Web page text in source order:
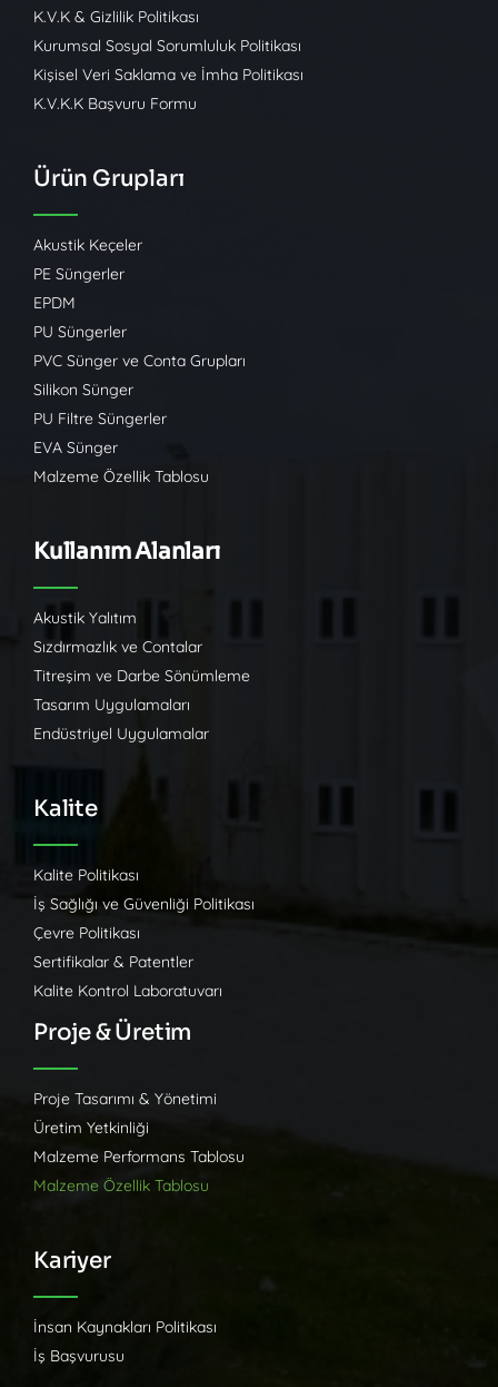
K.V.K & Gizlilik Politikası
Kurumsal Sosyal Sorumluluk Politikası
Kişisel Veri Saklama ve İmha Politikası
K.V.K.K Başvuru Formu
Ürün Grupları
Akustik Keçeler
PE Süngerler
EPDM
PU Süngerler
PVC Sünger ve Conta Grupları
Silikon Sünger
PU Filtre Süngerler
EVA Sünger
Malzeme Özellik Tablosu
Kullanım Alanları
Akustik Yalıtım
Sızdırmazlık ve Contalar
Titreşim ve Darbe Sönümleme
Tasarım Uygulamaları
Endüstriyel Uygulamalar
Kalite
Kalite Politikası
İş Sağlığı ve Güvenliği Politikası
Çevre Politikası
Sertifikalar & Patentler
Kalite Kontrol Laboratuvarı
Proje & Üretim
Proje Tasarımı & Yönetimi
Üretim Yetkinliği
Malzeme Performans Tablosu
Malzeme Özellik Tablosu
Kariyer
İnsan Kaynakları Politikası
İş Başvurusu